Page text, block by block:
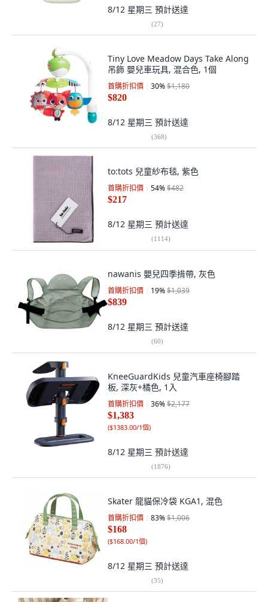
8/12 星期三 預計送達
(27)
Tiny Love Meadow Days Take Along
吊飾 嬰兒車玩具, 混合色, 1個
首購折扣價 30%$1,180
$820
8/12 星期三 預計送達
(368)
to:tots 兒童紗布毯, 紫色
首購折扣價 54%$482
$217
8/12 星期三 預計送達
(1114)
nawanis 嬰兒四季揹帶, 灰色
首購折扣價 19%$1,039
$839
8/12 星期三 預計送達
(60)
KneeGuardKids 兒童汽車座椅腳踏
板, 深灰+橘色, 1入
首購折扣價 36%$2,177
$1,383
($1383.00/1個)
8/12 星期三 預計送達
(1876)
Skater 龍貓保冷袋 KGA1, 混色
首購折扣價 83%$1,006
$168
($168.00/1個)
8/12 星期三 預計送達
(35)